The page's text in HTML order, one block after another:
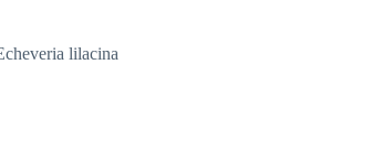
lilacina